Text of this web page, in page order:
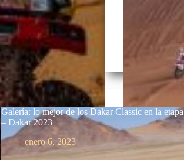
Galería: lo mejor de los Dakar Classic en la
– Dakar 2023
enero 6, 2023